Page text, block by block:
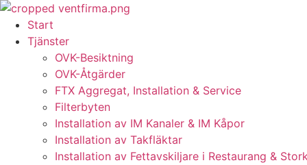
Skip
content
Start
Tjänster
OVK-Besiktning
OVK-Åtgärder
FTX Aggregat, Installation & Service
Filterbyten
Installation av IM Kanaler & IM Kåpor
Installation av Takfläktar
Installation av Fettavskiljare i Restaurang &